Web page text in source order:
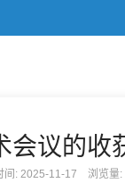
会议的收
间: 2025-11-17 浏览量: